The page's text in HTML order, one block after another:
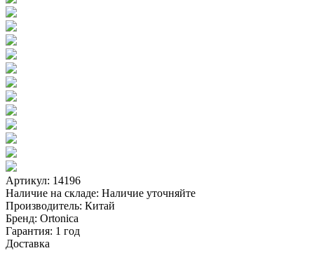
Артикул: 14196
Наличие на складе: Наличие уточняйте
Производитель: Китай
Бренд: Ortonica
Гарантия: 1 год
Доставка